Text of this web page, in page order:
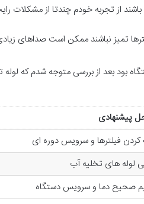
از تجربه خودم چندتا از مشکلات
تمیز نباشند ممکن است صداهای
بود بعد از بررسی متوجه شدم که
پیشنهادی
فیلترها و سرویس دوره ای
لوله های تخلیه آب
صحیح دما و سرویس دستگاه